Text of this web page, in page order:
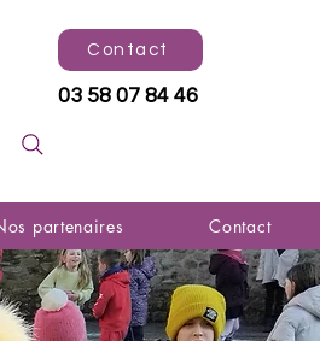
Contact
03 58 07 84 46
partenaires Contact